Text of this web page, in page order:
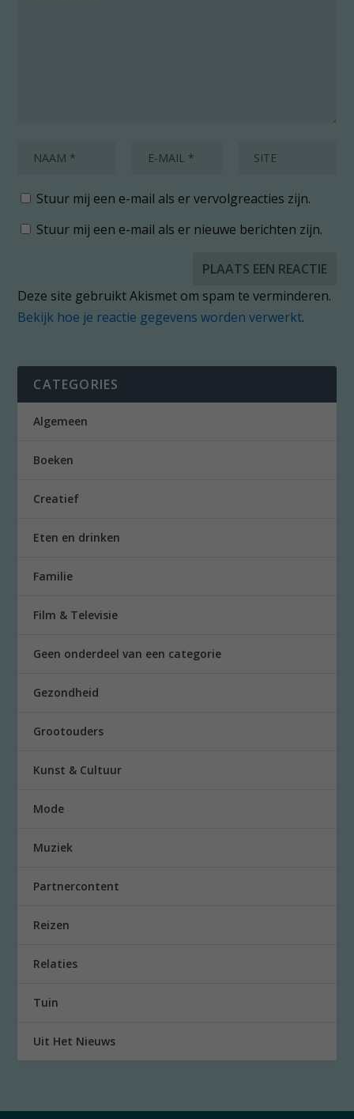
Stuur mij een e-mail als er vervolgreacties zijn.
Stuur mij een e-mail als er nieuwe berichten zijn.
Deze site gebruikt Akismet om spam te verminderen.
Bekijk hoe je reactie gegevens worden verwerkt.
CATEGORIES
Algemeen
Boeken
Creatief
Eten en drinken
Familie
Film & Televisie
Geen onderdeel van een categorie
Gezondheid
Grootouders
Kunst & Cultuur
Mode
Muziek
Partnercontent
Reizen
Relaties
Tuin
Uit Het Nieuws